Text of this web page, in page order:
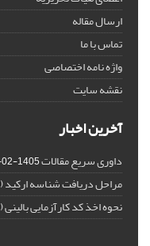
ارسال مقاله
تماس با ما
واژه نامه اختصاصی
نقشه سایت
آخرین اخبار
داوری سریع مقالات1405-02-18
مراحل دریافت شناسه ارکید (ORCID)
نحوه اخذ کد کارآزمایی بالینی (IRCT)